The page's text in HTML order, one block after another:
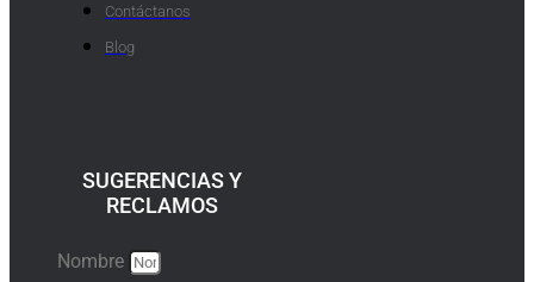
Contáctanos
Blog
SUGERENCIAS Y
RECLAMOS
Nombre